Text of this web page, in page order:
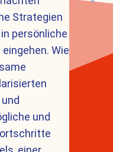
Strategien
persönliche
Wie
und